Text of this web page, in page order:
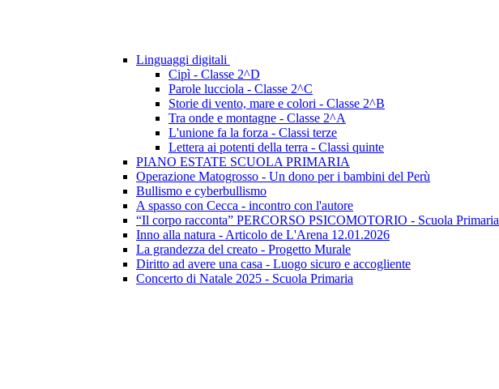
Linguaggi digitali
Cipì - Classe 2^D
Parole lucciola - Classe 2^C
Storie di vento, mare e colori - Classe 2^B
Tra onde e montagne - Classe 2^A
L'unione fa la forza - Classi terze
Lettera ai potenti della terra - Classi quinte
PIANO ESTATE SCUOLA PRIMARIA
Operazione Matogrosso - Un dono per i bambini del Perù
Bullismo e cyberbullismo
A spasso con Cecca - incontro con l'autore
“Il corpo racconta” PERCORSO PSICOMOTORIO - Scuola Primaria
Inno alla natura - Articolo de L'Arena 12.01.2026
La grandezza del creato - Progetto Murale
Diritto ad avere una casa - Luogo sicuro e accogliente
Concerto di Natale 2025 - Scuola Primaria